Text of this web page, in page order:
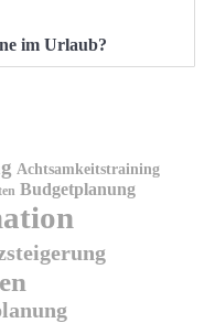
im Urlaub?
Achtsamkeitstraining
Budgetplanung